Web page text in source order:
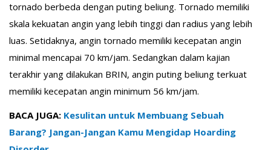
tornado berbeda dengan puting beliung. Tornado memiliki
skala kekuatan angin yang lebih tinggi dan radius yang lebih
luas. Setidaknya, angin tornado memiliki kecepatan angin
minimal mencapai 70 km/jam. Sedangkan dalam kajian
terakhir yang dilakukan BRIN, angin puting beliung terkuat
memiliki kecepatan angin minimum 56 km/jam.
BACA JUGA: Kesulitan untuk Membuang Sebuah
Barang? Jangan-Jangan Kamu Mengidap Hoarding